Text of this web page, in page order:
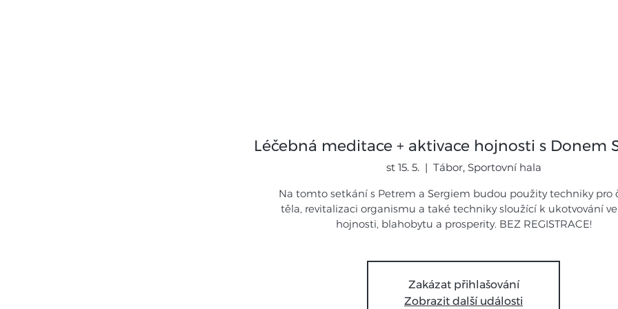
Léčebná meditace + aktivace hojnosti s Donem
st 15. 5.
  |
Tábor, Sportovní hala
Na tomto setkání s Petrem a Sergiem budou použity techniky pro
těla, revitalizaci organismu a také techniky sloužící k ukotvování
hojnosti, blahobytu a prosperity. BEZ REGISTRACE!
Zakázat přihlašování
Zobrazit další události